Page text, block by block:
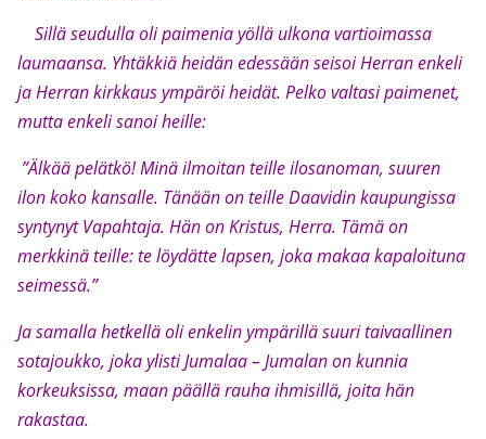
Sillä seudulla oli paimenia yöllä ulkona vartioimassa
laumaansa. Yhtäkkiä heidän edessään seisoi Herran enkeli
ja Herran kirkkaus ympäröi heidät. Pelko valtasi paimenet,
mutta enkeli sanoi heille:
”Älkää pelätkö! Minä ilmoitan teille ilosanoman, suuren
ilon koko kansalle. Tänään on teille Daavidin kaupungissa
syntynyt Vapahtaja. Hän on Kristus, Herra. Tämä on
merkkinä teille: te löydätte lapsen, joka makaa kapaloituna
seimessä.”
Ja samalla hetkellä oli enkelin ympärillä suuri taivaallinen
sotajoukko, joka ylisti Jumalaa – Jumalan on kunnia
korkeuksissa, maan päällä rauha ihmisillä, joita hän
rakastaa.